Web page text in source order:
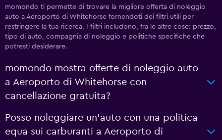
momondo ti permette di trovare la migliore offerta di noleggio
auto a Aeroporto di Whitehorse fornendoti dei filtri utili per
restringere la tua ricerca. I filtri includono, fra le altre cose: prezzo,
tipo di auto, compagnia di noleggio e politiche specifiche che
potresti desiderare.
momondo mostra offerte di noleggio auto
a Aeroporto di Whitehorse con
cancellazione gratuita?
Posso noleggiare un'auto con una politica
equa sui carburanti a Aeroporto di